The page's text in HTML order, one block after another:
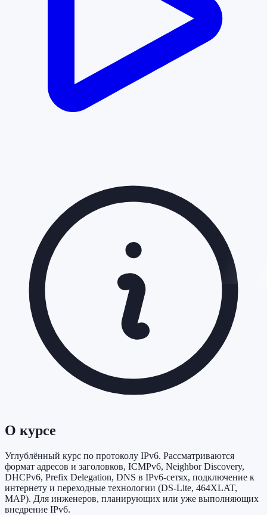
О курсе
Углублённый курс по протоколу IPv6. Рассматриваются
формат адресов и заголовков, ICMPv6, Neighbor Discovery,
DHCPv6, Prefix Delegation, DNS в IPv6-сетях, подключение к
интернету и переходные технологии (DS-Lite, 464XLAT,
MAP). Для инженеров, планирующих или уже выполняющих
внедрение IPv6.